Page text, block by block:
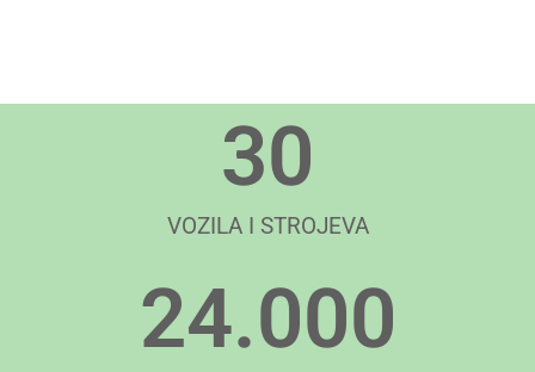
VOZILA I STROJEVA
30
24.000